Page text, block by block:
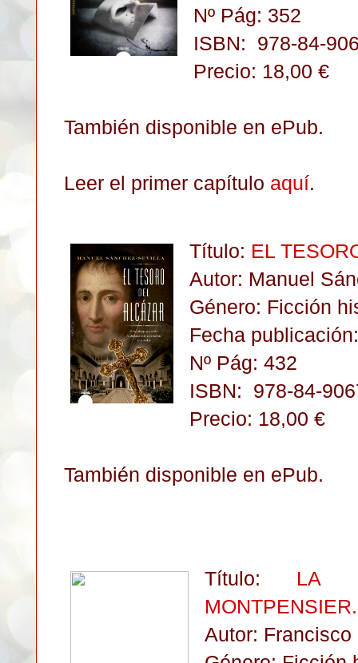
Nº Pág: 352
ISBN: 978-84-
Precio: 18,00 €
También disponible en ePub.
Leer el primer capítulo aquí.
Título: EL
Autor: Manuel
Género: Ficción
Fecha
Nº Pág: 432
ISBN: 978-84-
Precio: 18,00 €
También disponible en ePub.
Título: LA
MONTPENSIER.
Autor: Francisco